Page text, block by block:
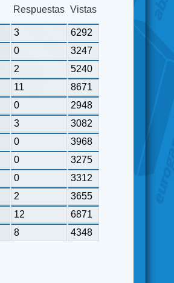
Respuestas Vistas
3
6292
0
3247
2
5240
11
8671
0
2948
3
3082
0
3968
0
3275
0
3312
2
3655
12
6871
8
4348